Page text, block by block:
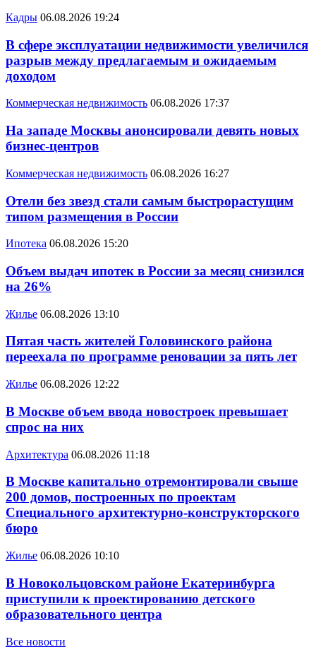
Кадры 06.08.2026 19:24
В сфере эксплуатации недвижимости увеличился
разрыв между предлагаемым и ожидаемым
доходом
Коммерческая недвижимость 06.08.2026 17:37
На западе Москвы анонсировали девять новых
бизнес-центров
Коммерческая недвижимость 06.08.2026 16:27
Отели без звезд стали самым быстрорастущим
типом размещения в России
Ипотека 06.08.2026 15:20
Объем выдач ипотек в России за месяц снизился
на 26%
Жилье 06.08.2026 13:10
Пятая часть жителей Головинского района
переехала по программе реновации за пять лет
Жилье 06.08.2026 12:22
В Москве объем ввода новостроек превышает
спрос на них
Архитектура 06.08.2026 11:18
В Москве капитально отремонтировали свыше
200 домов, построенных по проектам
Специального архитектурно-конструкторского
бюро
Жилье 06.08.2026 10:10
В Новокольцовском районе Екатеринбурга
приступили к проектированию детского
образовательного центра
Все новости